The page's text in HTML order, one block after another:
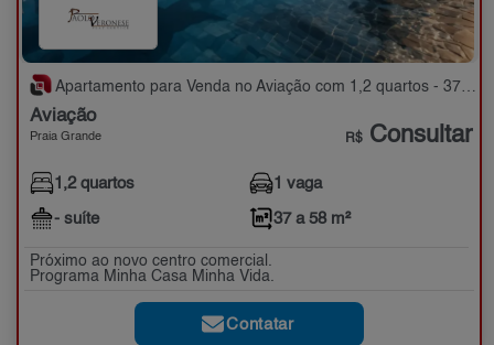
Apartamento para Venda no Aviação com 1,2 quartos - 37 a 58 m²
Aviação
Praia Grande R$ Consultar
1,2 quartos
- suíte
1 vaga
37 a 58 m²
Próximo ao novo centro comercial.
Programa Minha Casa Minha Vida.
Contatar